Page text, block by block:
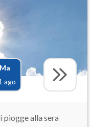
Ma
ago
piogge alla sera